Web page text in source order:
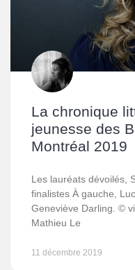
La chronique
jeunesse des
Montréal 2019
Les lauréats dévoilés,
finalistes À gauche,
Geneviève Darling. ©
Mathieu Le
11 décembre 2019